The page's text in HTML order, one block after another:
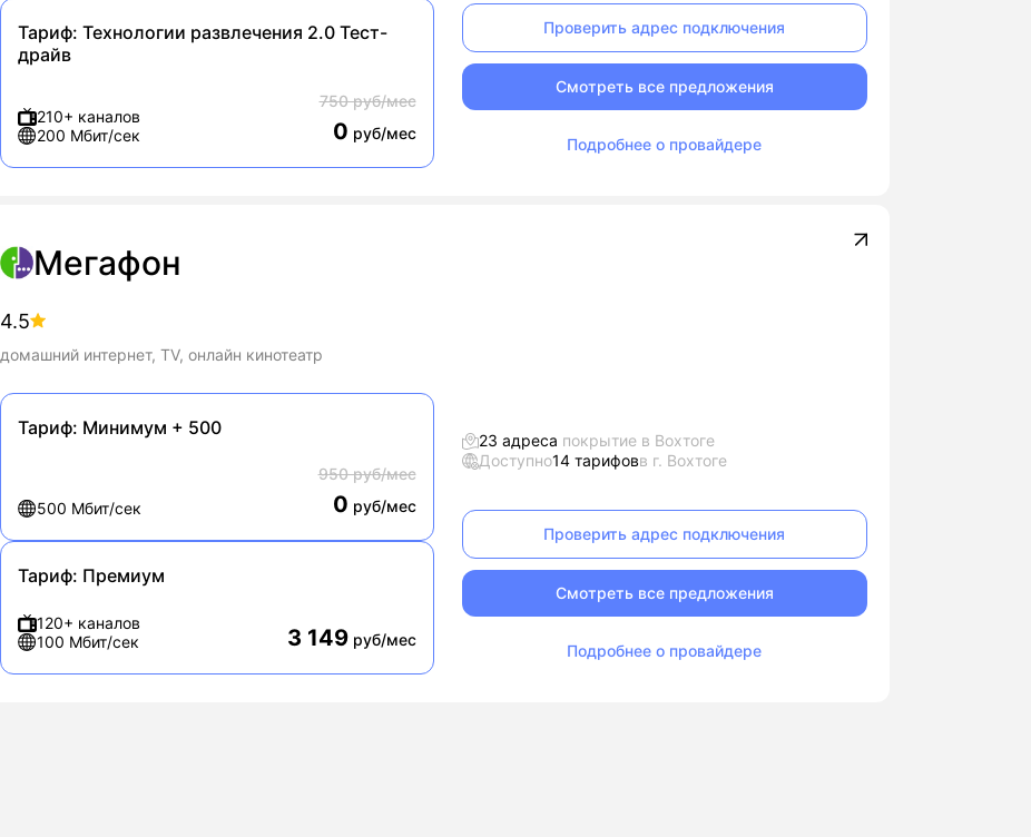
Тариф: Технологии развлечения 2.0 Тест-
драйв
210+ каналов
200 Мбит/сек
750 руб/мес
0 руб/мес
Проверить адрес подключения
Смотреть все предложения
Подробнее о провайдере
Мегафон
4.5
домашний интернет, TV, онлайн кинотеатр
Тариф: Минимум + 500
500 Мбит/сек
950 руб/мес
0 руб/мес
Тариф: Премиум
120+ каналов
100 Мбит/сек
3 149руб/мес
23 адреса покрытие в Вохтоге
Доступно14 тарифовв г. Вохтоге
Проверить адрес подключения
Смотреть все предложения
Подробнее о провайдере